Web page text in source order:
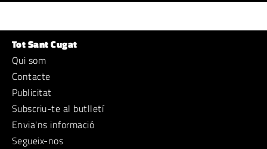
Tot Sant Cugat
Qui som
Contacte
Publicitat
Subscriu-te al butlletí
Envia'ns informació
Segueix-nos